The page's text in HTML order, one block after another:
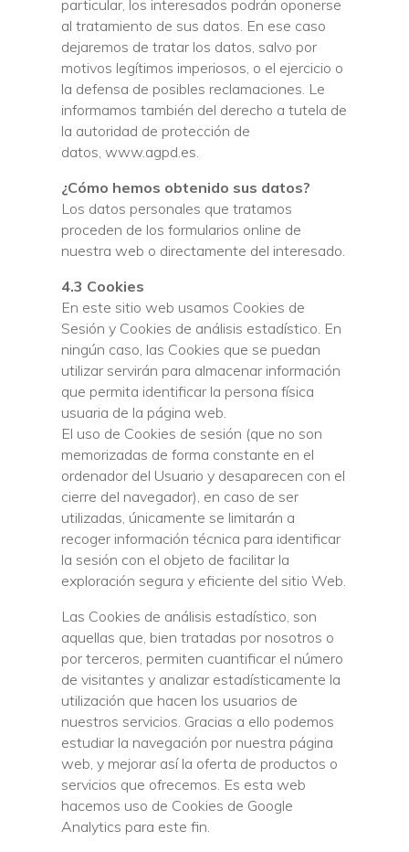
particular, los interesados podrán oponerse
al tratamiento de sus datos. En ese caso
dejaremos de tratar los datos, salvo por
motivos legítimos imperiosos, o el ejercicio o
la defensa de posibles reclamaciones. Le
informamos también del derecho a tutela de
la autoridad de protección de
datos, www.agpd.es.
¿Cómo hemos obtenido sus datos?
Los datos personales que tratamos
proceden de los formularios online de
nuestra web o directamente del interesado.
4.3 Cookies
En este sitio web usamos Cookies de
Sesión y Cookies de análisis estadístico. En
ningún caso, las Cookies que se puedan
utilizar servirán para almacenar información
que permita identificar la persona física
usuaria de la página web.
El uso de Cookies de sesión (que no son
memorizadas de forma constante en el
ordenador del Usuario y desaparecen con el
cierre del navegador), en caso de ser
utilizadas, únicamente se limitarán a
recoger información técnica para identificar
la sesión con el objeto de facilitar la
exploración segura y eficiente del sitio Web.
Las Cookies de análisis estadístico, son
aquellas que, bien tratadas por nosotros o
por terceros, permiten cuantificar el número
de visitantes y analizar estadísticamente la
utilización que hacen los usuarios de
nuestros servicios. Gracias a ello podemos
estudiar la navegación por nuestra página
web, y mejorar así la oferta de productos o
servicios que ofrecemos. Es esta web
hacemos uso de Cookies de Google
Analytics para este fin.